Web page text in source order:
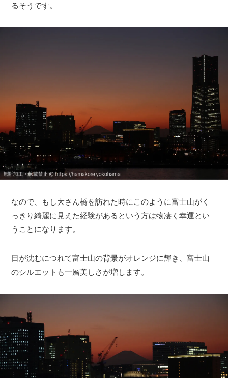
るそうです。
なので、もし大さん橋を訪れた時にこのように富士山がく
っきり綺麗に見えた経験があるという方は物凄く幸運とい
うことになります。
日が沈むにつれて富士山の背景がオレンジに輝き、富士山
のシルエットも一層美しさが増します。